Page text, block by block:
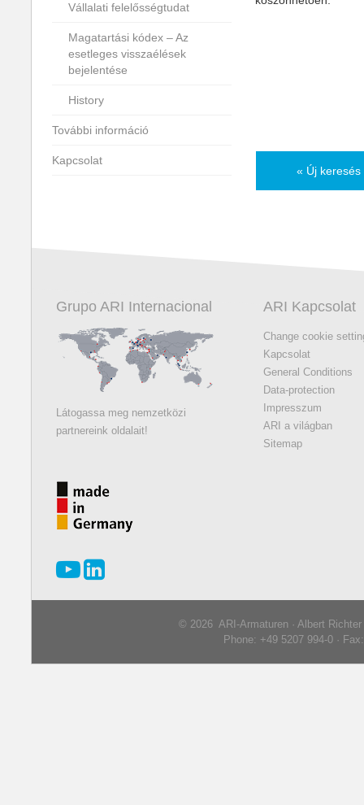
« Új
Vállalati felelősségtudat
Magatartási kódex – Az
esetleges visszaélések
bejelentése
History
További információ
Kapcsolat
Grupo ARI Internacional
Látogassa meg nemzetközi
partnereink oldalait!
ARI Kapcsolat
Change cookie
Kapcsolat
General Conditions
Data-protection
Impresszum
ARI a világban
Sitemap
© 2026 ARI-Armaturen · Albert
Phone: +49 5207 994-0 ·